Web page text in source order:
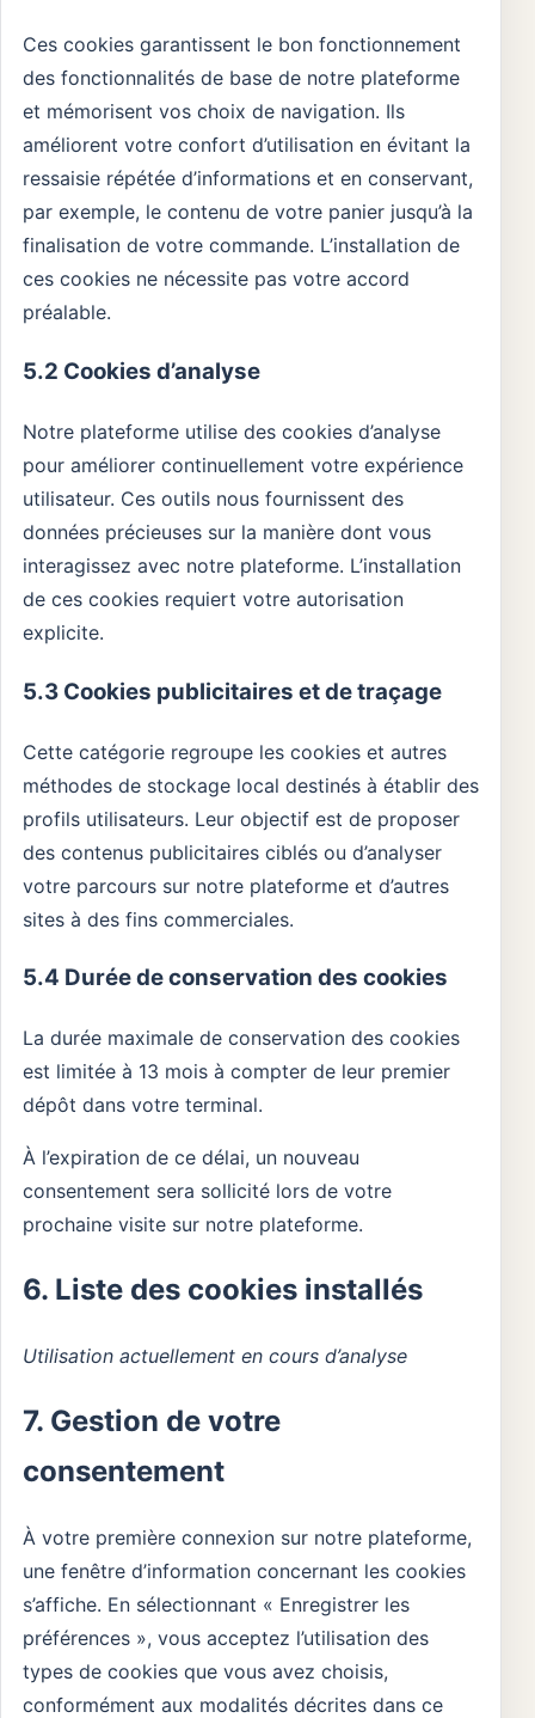
Ces cookies garantissent le bon fonctionnement
des fonctionnalités de base de notre plateforme
et mémorisent vos choix de navigation. Ils
améliorent votre confort d’utilisation en évitant la
ressaisie répétée d’informations et en conservant,
par exemple, le contenu de votre panier jusqu’à la
finalisation de votre commande. L’installation de
ces cookies ne nécessite pas votre accord
préalable.
5.2 Cookies d’analyse
Notre plateforme utilise des cookies d’analyse
pour améliorer continuellement votre expérience
utilisateur. Ces outils nous fournissent des
données précieuses sur la manière dont vous
interagissez avec notre plateforme. L’installation
de ces cookies requiert votre autorisation
explicite.
5.3 Cookies publicitaires et de traçage
Cette catégorie regroupe les cookies et autres
méthodes de stockage local destinés à établir des
profils utilisateurs. Leur objectif est de proposer
des contenus publicitaires ciblés ou d’analyser
votre parcours sur notre plateforme et d’autres
sites à des fins commerciales.
5.4 Durée de conservation des cookies
La durée maximale de conservation des cookies
est limitée à 13 mois à compter de leur premier
dépôt dans votre terminal.
À l’expiration de ce délai, un nouveau
consentement sera sollicité lors de votre
prochaine visite sur notre plateforme.
6. Liste des cookies installés
Utilisation actuellement en cours d’analyse
7. Gestion de votre
consentement
À votre première connexion sur notre plateforme,
une fenêtre d’information concernant les cookies
s’affiche. En sélectionnant « Enregistrer les
préférences », vous acceptez l’utilisation des
types de cookies que vous avez choisis,
conformément aux modalités décrites dans ce